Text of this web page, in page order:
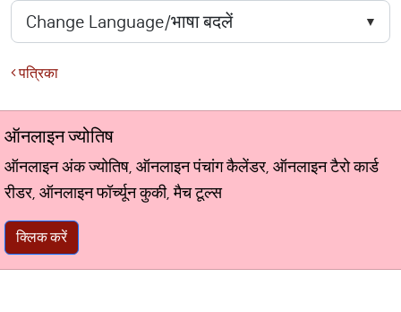
पत्रिका
ऑनलाइन ज्योतिष
ऑनलाइन अंक ज्योतिष, ऑनलाइन पंचांग कैलेंडर, ऑनलाइन टैरो कार्ड
रीडर, ऑनलाइन फॉर्च्यून कुकी, मैच टूल्स
क्लिक करें